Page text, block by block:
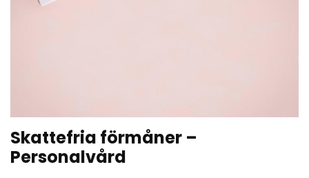
Skattefria förmåner –
Personalvård